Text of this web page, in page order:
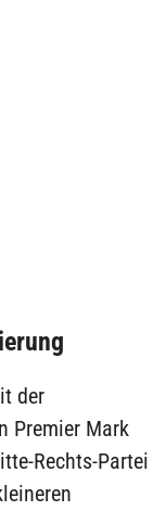
der
Premier Mark
Rechts-Partei